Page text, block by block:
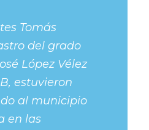
Tomás
del grado
López Vélez
estuvieron
al municipio
en las